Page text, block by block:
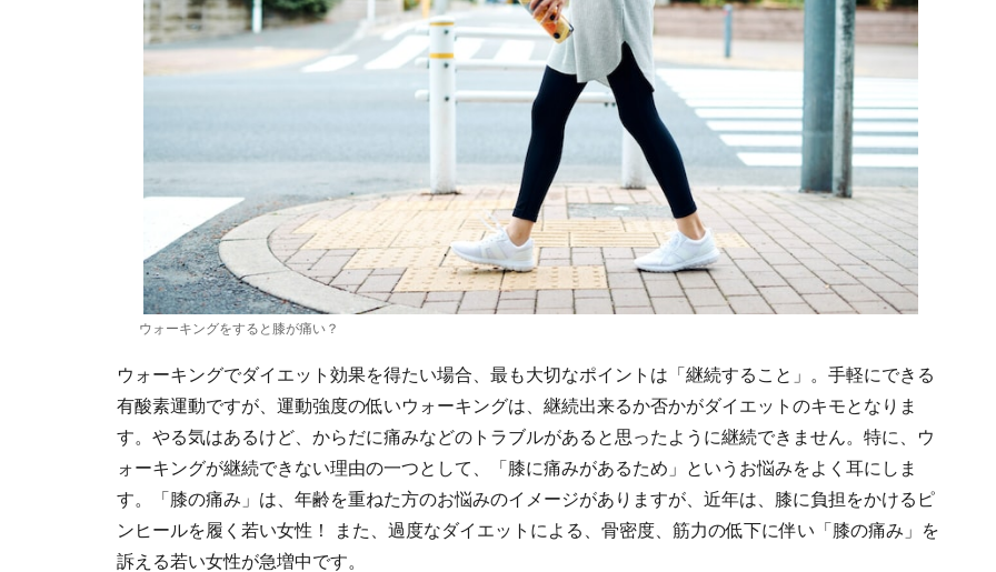
ウォーキングをすると膝が痛い？
ウォーキングでダイエット効果を得たい場合、最も大切なポイントは「継続すること」。手軽にできる
有酸素運動ですが、運動強度の低いウォーキングは、継続出来るか否かがダイエットのキモとなりま
す。やる気はあるけど、からだに痛みなどのトラブルがあると思ったように継続できません。特に、ウ
ォーキングが継続できない理由の一つとして、「膝に痛みがあるため」というお悩みをよく耳にしま
す。「膝の痛み」は、年齢を重ねた方のお悩みのイメージがありますが、近年は、膝に負担をかけるピ
ンヒールを履く若い女性！ また、過度なダイエットによる、骨密度、筋力の低下に伴い「膝の痛み」を
訴える若い女性が急増中です。